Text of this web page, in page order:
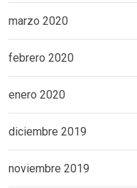
marzo 2020
febrero 2020
enero 2020
diciembre 2019
noviembre 2019